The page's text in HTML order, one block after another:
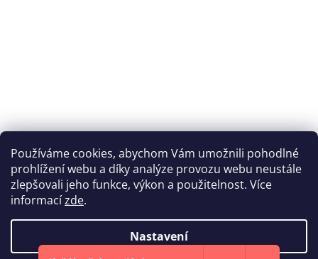
Používáme cookies, abychom Vám umožnili pohodlné
prohlížení webu a díky analýze provozu webu neustále
zlepšovali jeho funkce, výkon a použitelnost. Více
informacízde.
Nastavení
Katka Hromasová Foto
Vytvořil Shoptet